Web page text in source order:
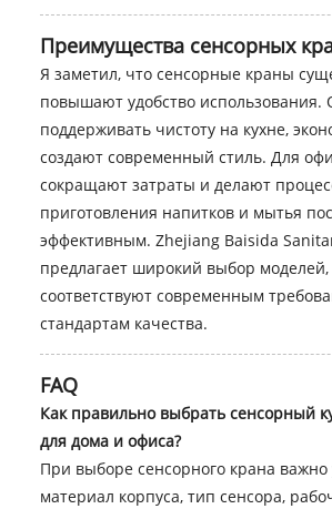
Преимущества сенсорных
Я заметил, что сенсорные краны
повышают удобство использования.
поддерживать чистоту на кухне,
создают современный стиль. Для
сокращают затраты и делают
приготовления напитков и мытья
эффективным. Zhejiang Baisida
предлагает широкий выбор
соответствуют современным
стандартам качества.
FAQ
Как правильно выбрать сенсорный
для дома и офиса?
При выборе сенсорного крана важно
материал корпуса, тип сенсора,